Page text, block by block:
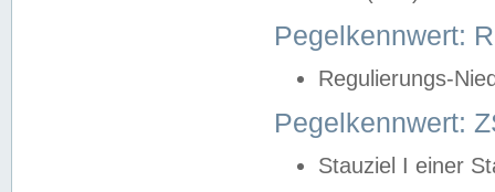
Pegelkennwert:
Regulierungs-
Pegelkennwert:
Stauziel I einer